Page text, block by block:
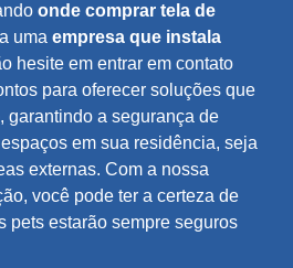
onde comprar tela de
uma empresa que instala
hesite em entrar em contato
para oferecer soluções que
garantindo a segurança de
em sua residência, seja
externas. Com a nossa
você pode ter a certeza de
pets estarão sempre seguros